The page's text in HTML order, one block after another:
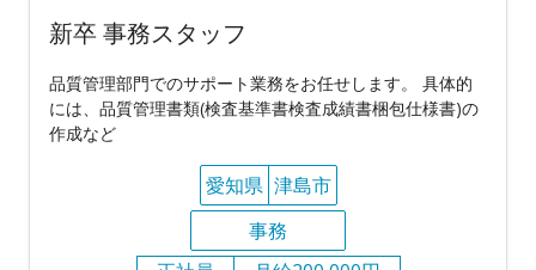
新卒 事務スタッフ
品質管理部門でのサポート業務をお任せします。 具体的
には、品質管理書類(検査基準書検査成績書梱包仕様書)の
作成など
愛知県 津島市
事務